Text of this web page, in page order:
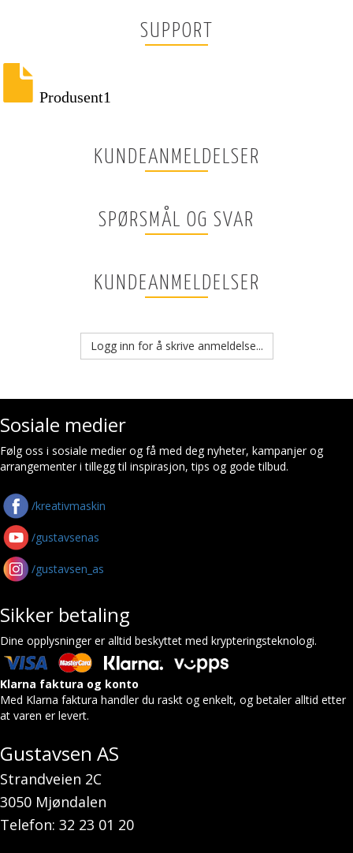
SUPPORT
Produsent1
KUNDEANMELDELSER
SPØRSMÅL OG SVAR
KUNDEANMELDELSER
Logg inn for å skrive anmeldelse...
Sosiale medier
Følg oss i sosiale medier og få med deg nyheter, kampanjer og
arrangementer i tillegg til inspirasjon, tips og gode tilbud.
/kreativmaskin
/gustavsenas
/gustavsen_as
Sikker betaling
Dine opplysninger er alltid beskyttet med krypteringsteknologi.
Klarna faktura og konto
Med Klarna faktura handler du raskt og enkelt, og betaler alltid etter
at varen er levert.
Gustavsen AS
Strandveien 2C
3050 Mjøndalen
Telefon: 32 23 01 20